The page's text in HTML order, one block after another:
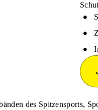
des Spitzensports,